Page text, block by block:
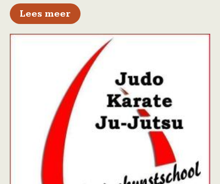
Lees meer over Bij dansschool K-